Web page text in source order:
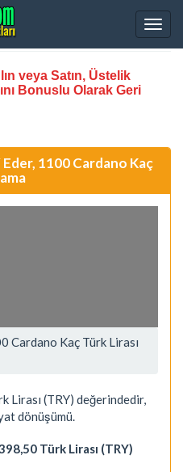
veya Satın, Üstelik
Bonuslu Olarak Geri
1100 Cardano Kaç
Cardano Kaç Türk Lirası
Lirası (TRY) değerindedir,
dönüşümü.
Türk Lirası (TRY)